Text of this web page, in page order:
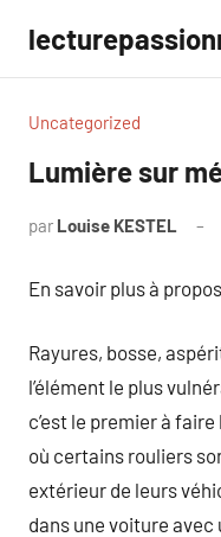
contenu
Uncategorized
Lumière sur
par Louise KESTEL
En savoir plus à
Rayures, bosse,
l’élément le plus
c’est le premier à
où certains rouliers
extérieur de leurs
dans une voiture